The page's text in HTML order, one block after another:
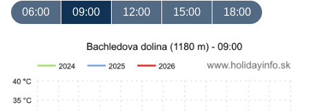
06:00 09:00 12:00 15:00 18:00